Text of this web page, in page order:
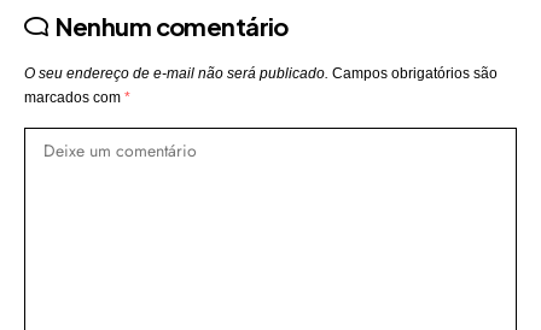
Nenhum comentário
O seu endereço de e-mail não será publicado. Campos obrigatórios são
marcados com *